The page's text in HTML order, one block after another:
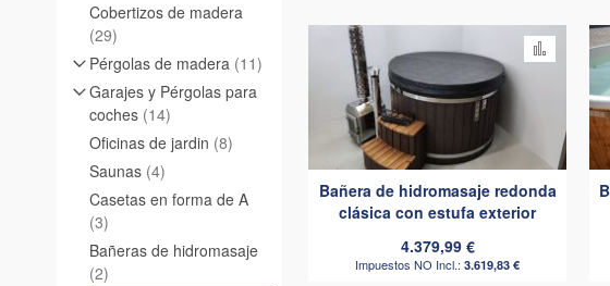
Bañera de hidromasaje redonda
clásica con estufa exterior
4.379,99 €
3.619,83 €
Añadir
Cobertizos de madera
29
artículos
Pérgolas de madera 11
artículos
Garajes y Pérgolas para
coches 14
artículos
Oficinas de jardin 8
artículos
Saunas 4
artículos
Casetas en forma de A
3
artículos
Bañeras de hidromasaje
2
artículos